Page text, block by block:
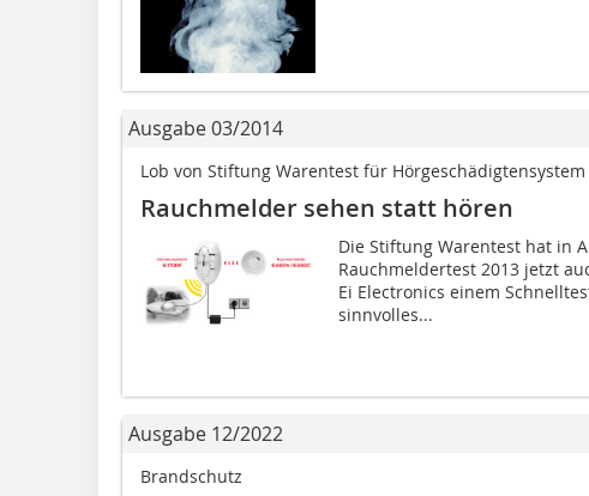
Ausgabe 03/2014
Lob von Stiftung Warentest für Hörgeschädigtensystem
Rauchmelder sehen statt hören
Die Stiftung Warentest hat in
Rauchmeldertest 2013 jetzt
Ei Electronics einem
sinnvolles...
Ausgabe 12/2022
Brandschutz